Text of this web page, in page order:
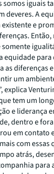
somos iguais
deveres. A
e
equidade para
as diferenças
um
explica
tem um
e liderança
dentro e
em contato
com essas
atrás,
para